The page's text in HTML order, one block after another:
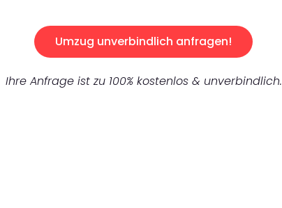
Umzug unverbindlich anfragen!
Ihre Anfrage ist zu 100% kostenlos & unverbindlich.